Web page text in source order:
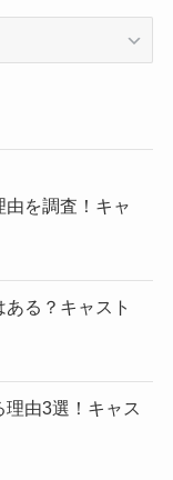
を調査！キャ
る？キャスト
由3選！キャス